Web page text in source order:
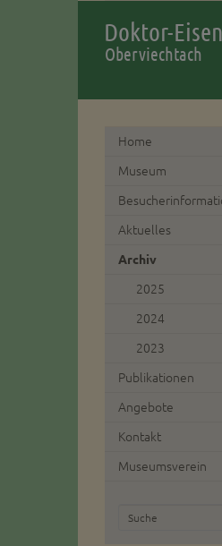
Doktor-
Oberviechtach
Home
Museum
Aktuelles
Archiv
2025
2024
2023
Publikationen
Angebote
Kontakt
Museumsverein